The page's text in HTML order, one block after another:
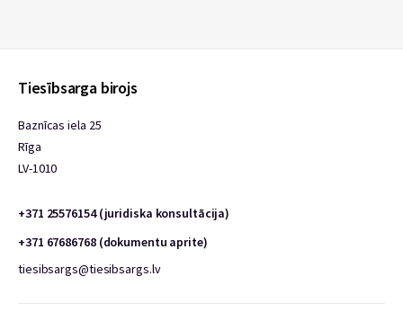
Tiesībsarga birojs
Baznīcas iela 25
Rīga
LV-1010
+371 25576154 (juridiska konsultācija)
+371 67686768 (dokumentu aprite)
tiesibsargs@tiesibsargs.lv